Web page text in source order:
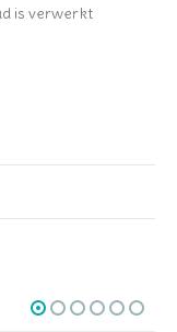
is verwerkt